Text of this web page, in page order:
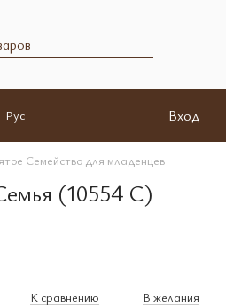
Рус Вход
Семейство для младенцев
(10554 C)
К сравнению В желания